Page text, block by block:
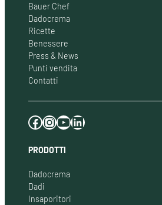
Bauer Chef
Dadocrema
Ricette
Benessere
Press & News
Punti vendita
Contatti
Facebook Instagram YouTube LinkedIn
PRODOTTI
Dadocrema
Dadi
Insaporitori